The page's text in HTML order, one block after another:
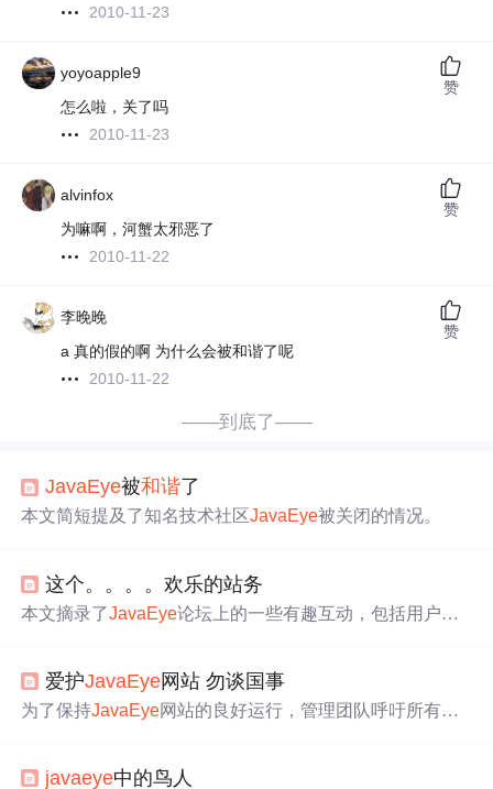
2010-11-23
yoyoapple9
怎么啦，关了吗
2010-11-23
赞
alvinfox
为嘛啊，河蟹太邪恶了
2010-11-22
赞
李晚晚
a 真的假的啊 为什么会被和谐了呢
2010-11-22
赞
——到底了——
JavaEye被和谐了
本文简短提及了知名技术社区JavaEye被关闭的情况。
这个。。。。欢乐的站务
本文摘录了JavaEye论坛上的一些有趣互动，包括用户对
爱护JavaEye网站 勿谈国事
为了保持JavaEye网站的良好运行，管理团队呼吁所有用
被迅速移除，请各位用户相互监督并及时举报。
javaeye中的鸟人